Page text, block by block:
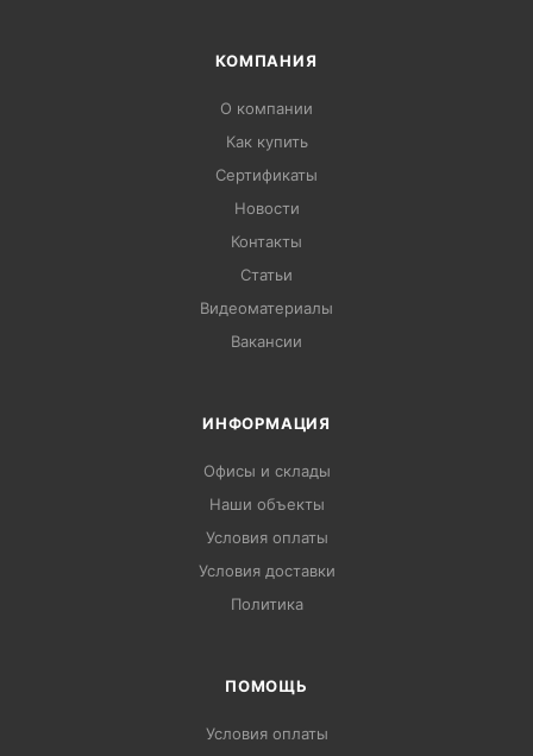
КОМПАНИЯ
О компании
Как купить
Сертификаты
Новости
Контакты
Статьи
Видеоматериалы
Вакансии
ИНФОРМАЦИЯ
Офисы и склады
Наши объекты
Условия оплаты
Условия доставки
Политика
ПОМОЩЬ
Условия оплаты